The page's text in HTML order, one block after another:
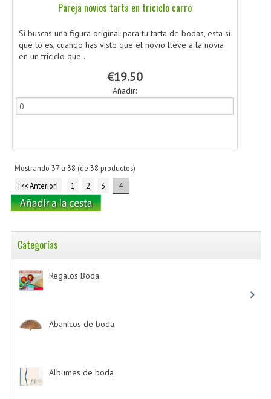
Pareja novios tarta en triciclo carro
Si buscas una figura original para tu tarta de bodas, esta si
que lo es, cuando has visto que el novio lleve a la novia
en un triciclo que...
€19.50
Añadir:
Mostrando 37 a 38 (de 38 productos)
[<< Anterior]
1 2 3 4
Categorías
Regalos Boda
Abanicos de boda
Albumes de boda